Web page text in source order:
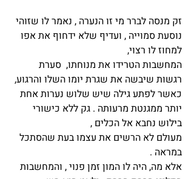
זק מנסה לברר מי זו הנערה , נאמר לו שזוהי
נוסעת סמוייה , ועדיף שלא ידחוף את אפו
למחוז לו רצוי,
המחשבות הטרידו את מנוחתו, סערת
רגשות שיבשה את שגרת יומו השלו והרגוע,
כאשר לפתע גילה שיש שלוש נערות אחת
יותר ממגנטת מרעותה . גק ללא כישורי
בילוש נחבא אל הכלים ,
מעולם לא הרשים את עצמו בעת שהסתכל
במראה .
אלא מה, היה לו המון זמן פנוי , והמחשבות